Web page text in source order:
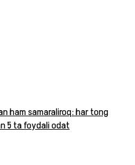
ham samaraliroq: har tong
5 ta foydali odat